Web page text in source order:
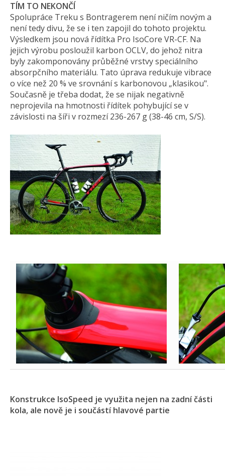
TÍM TO NEKONČÍ
Spolupráce Treku s Bontragerem není ničím novým a
není tedy divu, že se i ten zapojil do tohoto projektu.
Výsledkem jsou nová řídítka Pro IsoCore VR-CF. Na
jejich výrobu posloužil karbon OCLV, do jehož nitra
byly zakomponovány průběžné vrstvy speciálního
absorpčního materiálu. Tato úprava redukuje vibrace
o více než 20 % ve srovnání s karbonovou „klasikou".
Současně je třeba dodat, že se nijak negativně
neprojevila na hmotnosti řídítek pohybující se v
závislosti na šíři v rozmezí 236-267 g (38-46 cm, S/S).
Konstrukce IsoSpeed je využita nejen na zadní části
kola, ale nově je i součástí hlavové partie